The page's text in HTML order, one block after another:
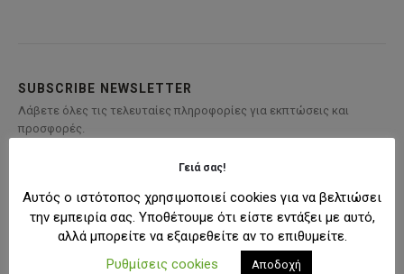
SUBSCRIBE NEWSLETTER
Λάβετε όλες τις τελευταίες πληροφορίες για εκπτώσεις και
προσφορές.
Γειά σας!
Αυτός ο ιστότοπος χρησιμοποιεί cookies για να βελτιώσει
την εμπειρία σας. Υποθέτουμε ότι είστε εντάξει με αυτό,
αλλά μπορείτε να εξαιρεθείτε αν το επιθυμείτε.
Ρυθμίσεις cookies
Αποδοχή